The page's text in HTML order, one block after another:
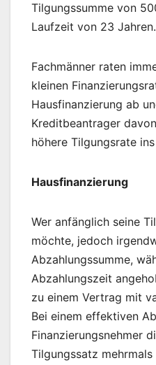
Tilgungssumme von
Laufzeit von 23 Jahren.
Fachmänner raten
kleinen
Hausfinanzierung ab
Kreditbeantrager
höhere Tilgungsrate
Hausfinanzierung
Wer anfänglich seine
möchte, jedoch
Abzahlungssumme,
Abzahlungszeit
zu einem Vertrag mit
Bei einem effektiven
Finanzierungsnehmer
Tilgungssatz